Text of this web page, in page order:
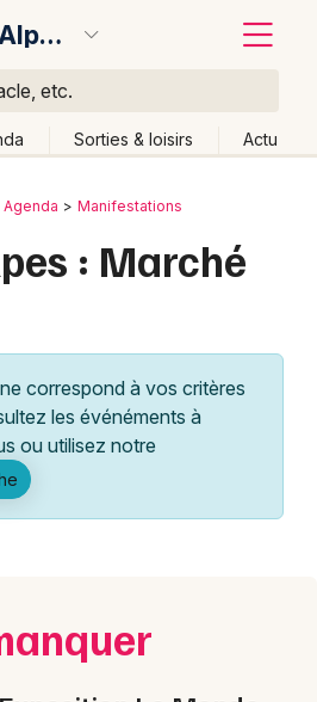
Hautes-Alpes
etc.
Sorties & loisirs Actu
Agenda Manifestations
: Marché
correspond à vos critères
les événéments à
ou utilisez notre
Changer de lieu
Ce week-end Autre